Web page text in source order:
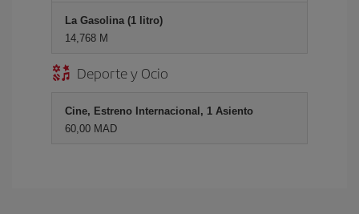
La Gasolina (1 litro)
14,768 M
Deporte y Ocio
Cine, Estreno Internacional, 1 Asiento
60,00 MAD